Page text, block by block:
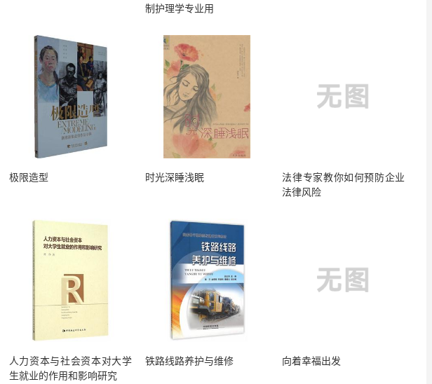
制护理学专业用
极限造型 时光深睡浅眠
法律专家教你如何预防企业
法律风险
人力资本与社会资本对大学
生就业的作用和影响研究
铁路线路养护与维修 向着幸福出发